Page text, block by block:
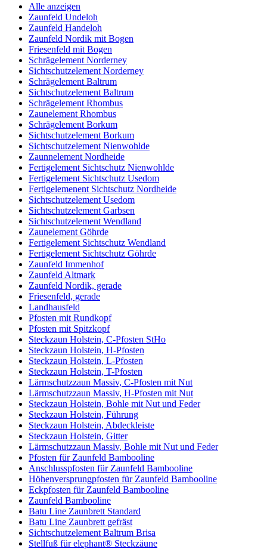
Alle anzeigen
Zaunfeld Undeloh
Zaunfeld Handeloh
Zaunfeld Nordik mit Bogen
Friesenfeld mit Bogen
Schrägelement Norderney
Sichtschutzelement Norderney
Schrägelement Baltrum
Sichtschutzelement Baltrum
Schrägelement Rhombus
Zaunelement Rhombus
Schrägelement Borkum
Sichtschutzelement Borkum
Sichtschutzelement Nienwohlde
Zaunnelement Nordheide
Fertigelement Sichtschutz Nienwohlde
Fertigelement Sichtschutz Usedom
Fertigelemenent Sichtschutz Nordheide
Sichtschutzelement Usedom
Sichtschutzelement Garbsen
Sichtschutzelement Wendland
Zaunelement Göhrde
Fertigelement Sichtschutz Wendland
Fertigelement Sichtschutz Göhrde
Zaunfeld Immenhof
Zaunfeld Altmark
Zaunfeld Nordik, gerade
Friesenfeld, gerade
Landhausfeld
Pfosten mit Rundkopf
Pfosten mit Spitzkopf
Steckzaun Holstein, C-Pfosten StHo
Steckzaun Holstein, H-Pfosten
Steckzaun Holstein, L-Pfosten
Steckzaun Holstein, T-Pfosten
Lärmschutzzaun Massiv, C-Pfosten mit Nut
Lärmschutzzaun Massiv, H-Pfosten mit Nut
Steckzaun Holstein, Bohle mit Nut und Feder
Steckzaun Holstein, Führung
Steckzaun Holstein, Abdeckleiste
Steckzaun Holstein, Gitter
Lärmschutzzaun Massiv, Bohle mit Nut und Feder
Pfosten für Zaunfeld Bambooline
Anschlusspfosten für Zaunfeld Bambooline
Höhenversprungpfosten für Zaunfeld Bambooline
Eckpfosten für Zaunfeld Bambooline
Zaunfeld Bambooline
Batu Line Zaunbrett Standard
Batu Line Zaunbrett gefräst
Sichtschutzelement Baltrum Brisa
Stellfuß für elephant® Steckzäune